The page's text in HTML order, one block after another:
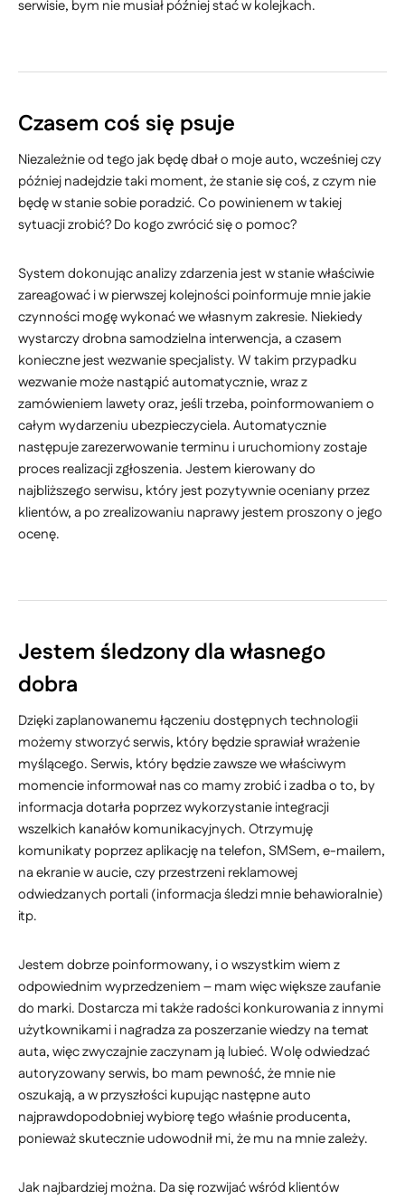
serwisie, bym nie musiał później stać w kolejkach.
Czasem coś się psuje
Niezależnie od tego jak będę dbał o moje auto, wcześniej czy
później nadejdzie taki moment, że stanie się coś, z czym nie
będę w stanie sobie poradzić. Co powinienem w takiej
sytuacji zrobić? Do kogo zwrócić się o pomoc?
System dokonując analizy zdarzenia jest w stanie właściwie
zareagować i w pierwszej kolejności poinformuje mnie jakie
czynności mogę wykonać we własnym zakresie. Niekiedy
wystarczy drobna samodzielna interwencja, a czasem
konieczne jest wezwanie specjalisty. W takim przypadku
wezwanie może nastąpić automatycznie, wraz z
zamówieniem lawety oraz, jeśli trzeba, poinformowaniem o
całym wydarzeniu ubezpieczyciela. Automatycznie
następuje zarezerwowanie terminu i uruchomiony zostaje
proces realizacji zgłoszenia. Jestem kierowany do
najbliższego serwisu, który jest pozytywnie oceniany przez
klientów, a po zrealizowaniu naprawy jestem proszony o jego
ocenę.
Jestem śledzony dla własnego
dobra
Dzięki zaplanowanemu łączeniu dostępnych technologii
możemy stworzyć serwis, który będzie sprawiał wrażenie
myślącego. Serwis, który będzie zawsze we właściwym
momencie informował nas co mamy zrobić i zadba o to, by
informacja dotarła poprzez wykorzystanie integracji
wszelkich kanałów komunikacyjnych. Otrzymuję
komunikaty poprzez aplikację na telefon, SMSem, e-mailem,
na ekranie w aucie, czy przestrzeni reklamowej
odwiedzanych portali (informacja śledzi mnie behawioralnie)
itp.
Jestem dobrze poinformowany, i o wszystkim wiem z
odpowiednim wyprzedzeniem – mam więc większe zaufanie
do marki. Dostarcza mi także radości konkurowania z innymi
użytkownikami i nagradza za poszerzanie wiedzy na temat
auta, więc zwyczajnie zaczynam ją lubieć. Wolę odwiedzać
autoryzowany serwis, bo mam pewność, że mnie nie
oszukają, a w przyszłości kupując następne auto
najprawdopodobniej wybiorę tego właśnie producenta,
ponieważ skutecznie udowodnił mi, że mu na mnie zależy.
Jak najbardziej można. Da się rozwijać wśród klientów